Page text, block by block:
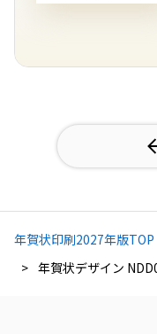
年賀状印刷2027年版TOP
年賀状デザイン